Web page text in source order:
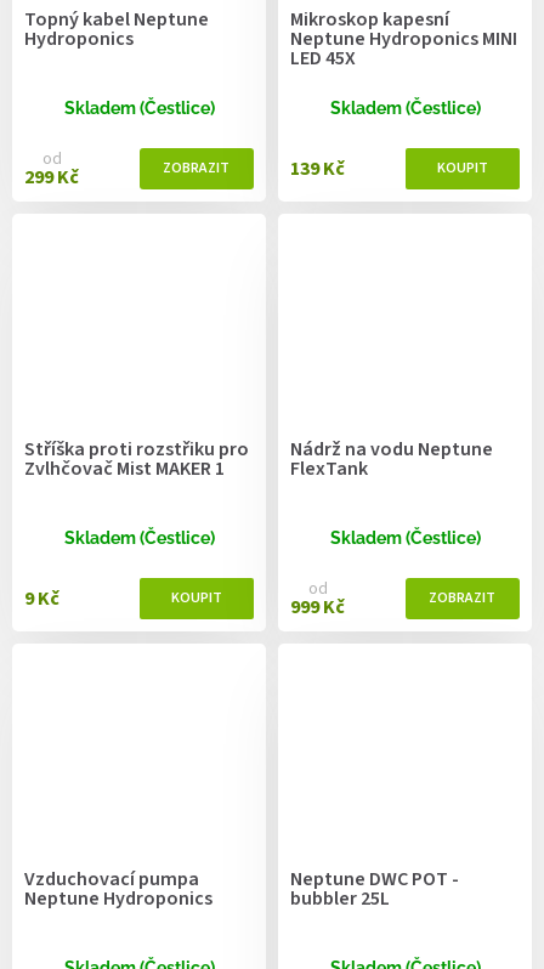
Topný kabel Neptune
Hydroponics
Skladem (Čestlice)
od
299 Kč
Mikroskop kapesní
Neptune Hydroponics MINI
LED 45X
Skladem (Čestlice)
139 Kč
Stříška proti rozstřiku pro
Zvlhčovač Mist MAKER 1
Skladem (Čestlice)
9 Kč
Nádrž na vodu Neptune
FlexTank
Skladem (Čestlice)
od
999 Kč
Vzduchovací pumpa
Neptune Hydroponics
Neptune DWC POT -
bubbler 25L